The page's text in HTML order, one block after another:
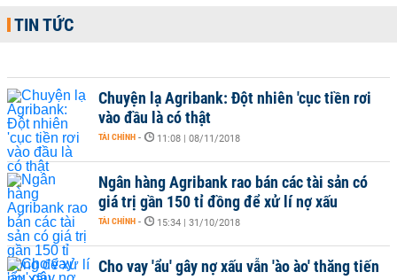
TIN TỨC
Chuyện lạ Agribank: Đột nhiên 'cục tiền rơi
vào đầu là có thật
TÀI CHÍNH - 11:08 | 08/11/2018
Ngân hàng Agribank rao bán các tài sản có
giá trị gần 150 tỉ đồng để xử lí nợ xấu
TÀI CHÍNH - 15:34 | 31/10/2018
Cho vay 'ẩu' gây nợ xấu vẫn 'ào ào' thăng tiến